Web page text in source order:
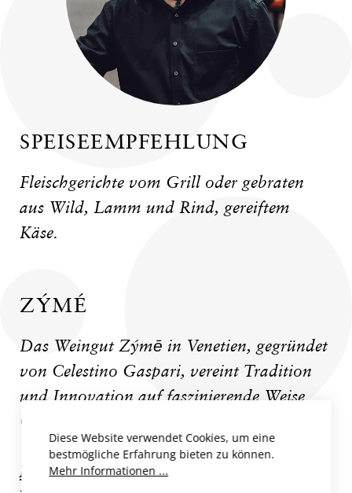
SPEISEEMPFEHLUNG
Fleischgerichte vom Grill oder gebraten
aus Wild, Lamm und Rind, gereiftem
Käse.
ZÝMÉ
Das Weingut Zýmē in Venetien, gegründet
von Celestino Gaspari, vereint Tradition
und Innovation auf faszinierende Weise.
Gaspari, einst Schüler...
Mehr zum Produzent
Diese Website verwendet Cookies, um eine
bestmögliche Erfahrung bieten zu können.
Mehr Informationen ...